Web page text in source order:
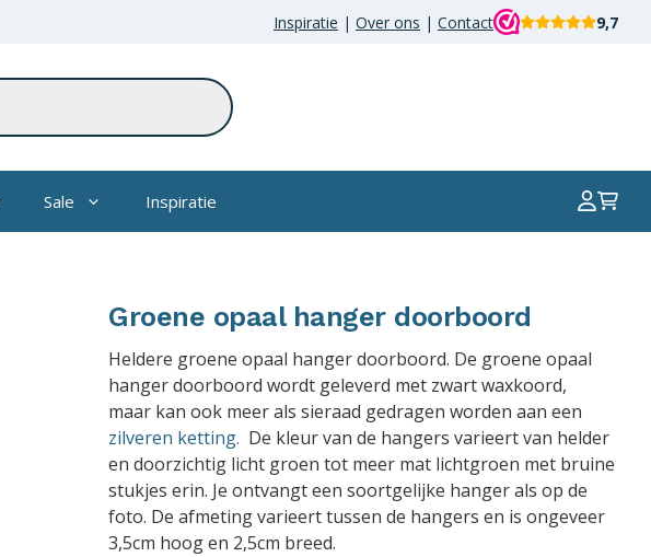
Inspiratie | Over ons | Contact 9,7
Sale Inspiratie
Groene opaal hanger doorboord
Heldere groene opaal hanger doorboord. De groene opaal
hanger doorboord wordt geleverd met zwart waxkoord,
maar kan ook meer als sieraad gedragen worden aan een
zilveren ketting. De kleur van de hangers varieert van helder
en doorzichtig licht groen tot meer mat lichtgroen met bruine
stukjes erin. Je ontvangt een soortgelijke hanger als op de
foto. De afmeting varieert tussen de hangers en is ongeveer
3,5cm hoog en 2,5cm breed.